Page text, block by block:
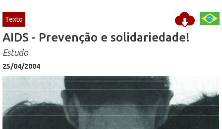
Texto
AIDS - Prevenção e solidariedade!
Estudo
25/04/2004